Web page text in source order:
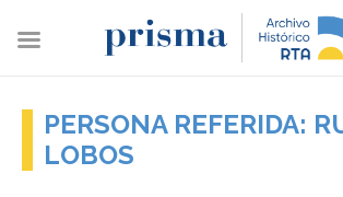
PERSONA REFERIDA:
LOBOS